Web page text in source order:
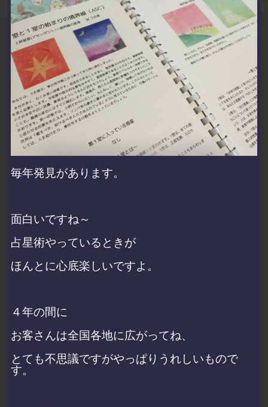
毎年発見があります。
面白いですね～
占星術やっているときが
ほんとに心底楽しいですよ。
４年の間に
お客さんは全国各地に広がってね、
とても不思議ですがやっぱりうれしいもので
す。